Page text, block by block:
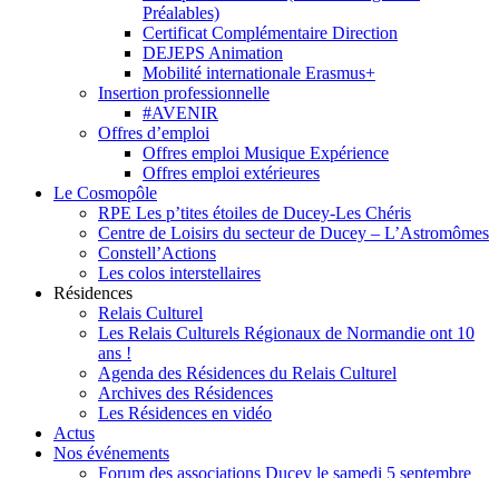
Préalables)
Certificat Complémentaire Direction
DEJEPS Animation
Mobilité internationale Erasmus+
Insertion professionnelle
#AVENIR
Offres d’emploi
Offres emploi Musique Expérience
Offres emploi extérieures
Le Cosmopôle
RPE Les p’tites étoiles de Ducey-Les Chéris
Centre de Loisirs du secteur de Ducey – L’Astromômes
Constell’Actions
Les colos interstellaires
Résidences
Relais Culturel
Les Relais Culturels Régionaux de Normandie ont 10
ans !
Agenda des Résidences du Relais Culturel
Archives des Résidences
Les Résidences en vidéo
Actus
Nos événements
Forum des associations Ducey le samedi 5 septembre